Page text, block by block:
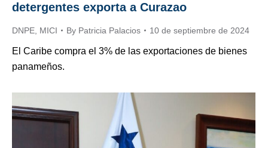
detergentes exporta a Curazao
DNPE MICI By Patricia Palacios 10 de septiembre de 2024
El Caribe compra el 3% de las exportaciones de bienes
panameños.